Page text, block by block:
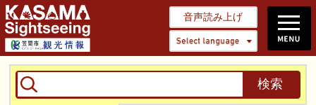
音声読み上げ
Select